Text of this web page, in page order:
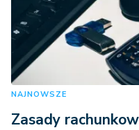
NAJNOWSZE
Zasady